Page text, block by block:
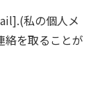
(私の個人メ
を取ることが